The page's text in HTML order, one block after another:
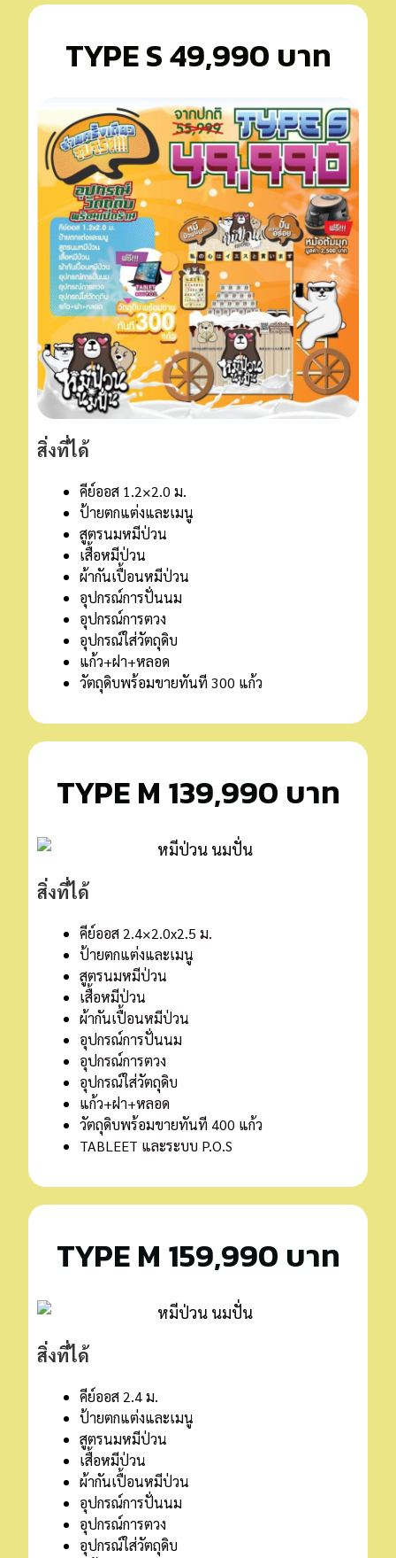
TYPE S 49,990 บาท
สิ่งที่ได้
คีย์ออส 1.2×2.0 ม.
ป้ายตกแต่งและเมนู
สูตรนมหมีป่วน
เสื้อหมีป่วน
ผ้ากันเปื้อนหมีป่วน
อุปกรณ์การปั่นนม
อุปกรณ์การตวง
อุปกรณ์ใส่วัตถุดิบ
แก้ว+ฝา+หลอด
วัตถุดิบพร้อมขายทันที 300 แก้ว
TYPE M 139,990 บาท
สิ่งที่ได้
คีย์ออส 2.4×2.0x2.5 ม.
ป้ายตกแต่งและเมนู
สูตรนมหมีป่วน
เสื้อหมีป่วน
ผ้ากันเปื้อนหมีป่วน
อุปกรณ์การปั่นนม
อุปกรณ์การตวง
อุปกรณ์ใส่วัตถุดิบ
แก้ว+ฝา+หลอด
วัตถุดิบพร้อมขายทันที 400 แก้ว
TABLEET และระบบ P.O.S
TYPE M 159,990 บาท
สิ่งที่ได้
คีย์ออส 2.4 ม.
ป้ายตกแต่งและเมนู
สูตรนมหมีป่วน
เสื้อหมีป่วน
ผ้ากันเปื้อนหมีป่วน
อุปกรณ์การปั่นนม
อุปกรณ์การตวง
อุปกรณ์ใส่วัตถุดิบ